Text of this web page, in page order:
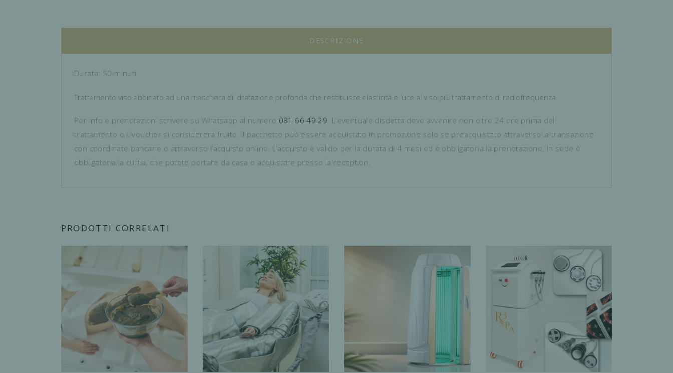
DESCRIZIONE
Durata: 50 minuti
Trattamento viso abbinato ad una maschera di idratazione profonda che restituisce elasticità e luce al viso più trattamento di radiofrequenza
Per info e prenotazioni scrivere su Whatsapp al numero 081 66 49 29. L’eventuale disdetta deve avvenire non oltre 24 ore prima del
trattamento o il voucher si considererà fruito. Il pacchetto può essere acquistato in promozione solo se preacquistato attraverso la transazione
con coordinate bancarie o attraverso l’acquisto online. L’acquisto è valido per la durata di 4 mesi ed è obbligatoria la prenotazione. In sede è
obbligatoria la cuffia, che potete portare da casa o acquistare presso la reception.
PRODOTTI CORRELATI